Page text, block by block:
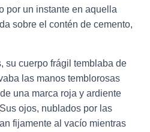
por un instante en aquella
sobre el contén de cemento,
su cuerpo frágil temblaba de
las manos temblorosas
una marca roja y ardiente
ojos, nublados por las
fijamente al vacío mientras